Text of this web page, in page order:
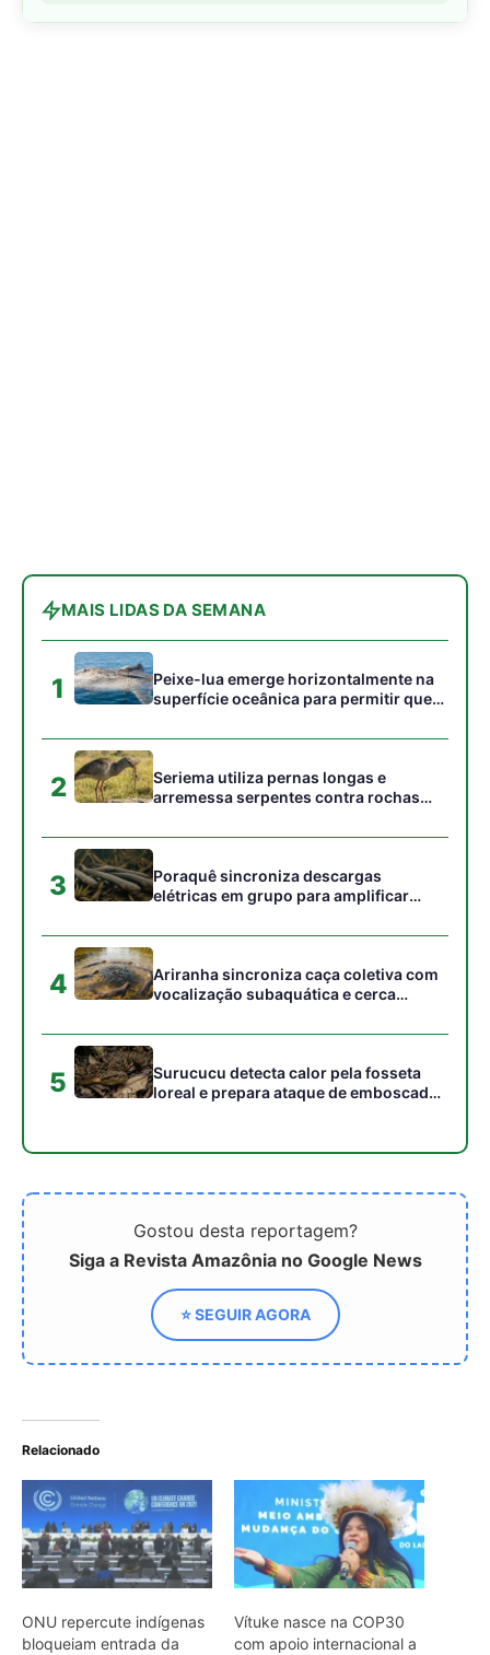
MAIS LIDAS DA SEMANA
1
Peixe-lua emerge horizontalmente na
superfície oceânica para permitir que
acumulados em sua pele
2
Seriema utiliza pernas longas e
arremessa serpentes contra rochas
campos
3
Poraquê sincroniza descargas
elétricas em grupo para amplificar
peixes maiores na Amazônia
4
Ariranha sincroniza caça coletiva com
vocalização subaquática e cerca
5
Surucucu detecta calor pela fosseta
loreal e prepara ataque de emboscada
Gostou desta reportagem?
Siga a Revista Amazônia no Google News
⭐ SEGUIR AGORA
Relacionado
ONU repercute indígenas
bloqueiam entrada da
Vítuke nasce na COP30
com apoio internacional a